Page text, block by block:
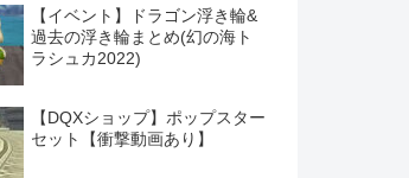
【イベント】ドラゴン浮き輪&
過去の浮き輪まとめ(幻の海ト
ラシュカ2022)
【DQXショップ】ポップスター
セット【衝撃動画あり】